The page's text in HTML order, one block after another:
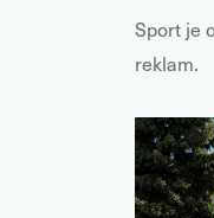
Sport je
reklam.